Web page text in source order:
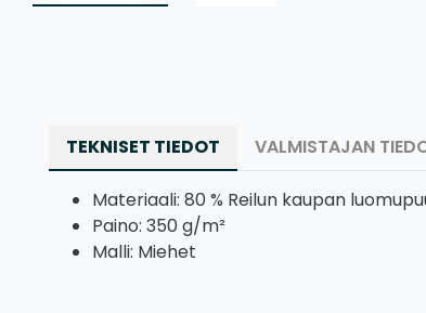
TEKNISET TIEDOT VALMISTAJAN
Materiaali: 80 % Reilun kaupan
Paino: 350 g/m²
Malli: Miehet